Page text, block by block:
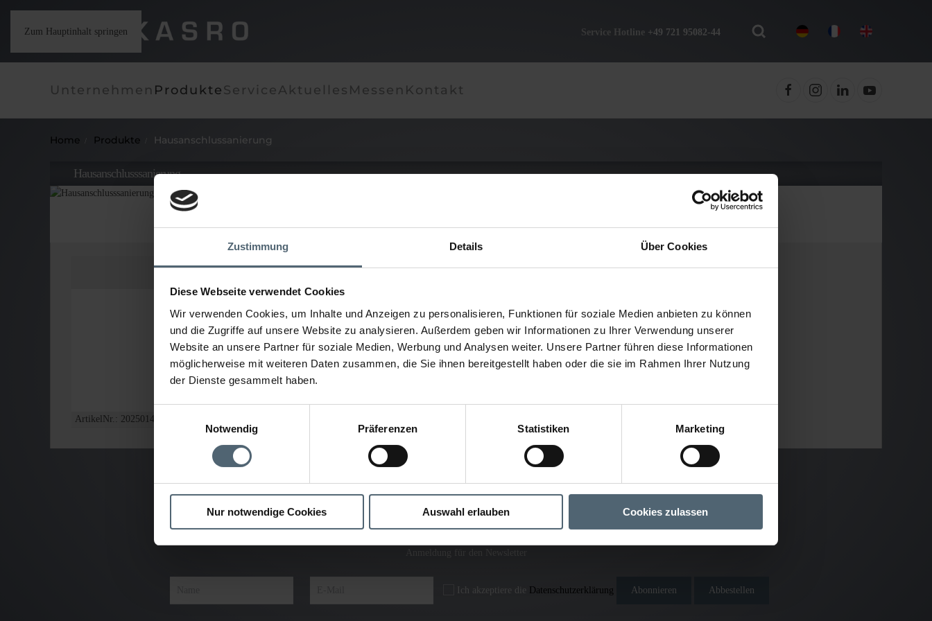
Zustimmung Details Über Cookies
Diese Webseite verwendet Cookies
Wir verwenden Cookies, um Inhalte und Anzeigen zu personalisieren, Funktionen für soziale Medien anbieten zu können
und die Zugriffe auf unsere Website zu analysieren. Außerdem geben wir Informationen zu Ihrer Verwendung unserer
Website an unsere Partner für soziale Medien, Werbung und Analysen weiter. Unsere Partner führen diese Informationen
möglicherweise mit weiteren Daten zusammen, die Sie ihnen bereitgestellt haben oder die sie im Rahmen Ihrer Nutzung
der Dienste gesammelt haben.
Notwendig
Präferenzen Statistiken Marketing
Nur notwendige Cookies Auswahl erlauben Cookies zulassen
Zum Hauptinhalt springen Service Hotline +49 721 95082-44
Unternehmen ProdukteServiceAktuelles Messen Kontakt
Home Produkte Hausanschlussanierung
Hausanschlusssanierung
ArtikelNr.: 2025014/ 2025015
Anmeldung für den Newsletter
Ich akzeptiere die Datenschutzerklärung